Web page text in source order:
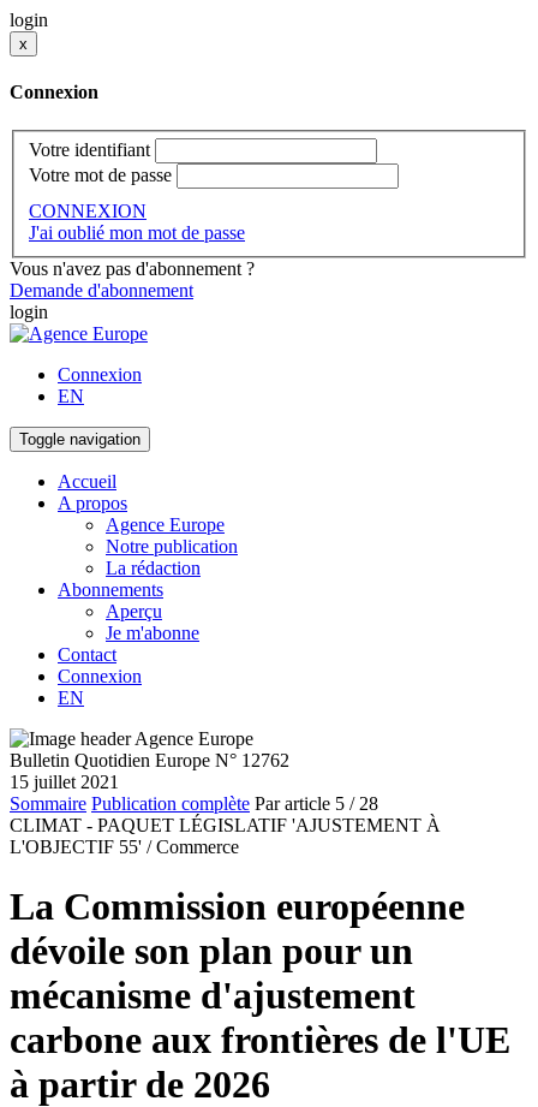
login
x
Connexion
Votre identifiant
Votre mot de passe
CONNEXION
J'ai oublié mon mot de passe
Vous n'avez pas d'abonnement ?
Demande d'abonnement
login
Connexion
EN
Toggle navigation
Accueil
A propos
Agence Europe
Notre publication
La rédaction
Abonnements
Aperçu
Je m'abonne
Contact
Connexion
EN
Bulletin Quotidien Europe N° 12762
15 juillet 2021
Sommaire Publication complète Par article 5 / 28
CLIMAT - PAQUET LÉGISLATIF 'AJUSTEMENT À
L'OBJECTIF 55' / Commerce
La Commission européenne
dévoile son plan pour un
mécanisme d'ajustement
carbone aux frontières de l'UE
à partir de 2026